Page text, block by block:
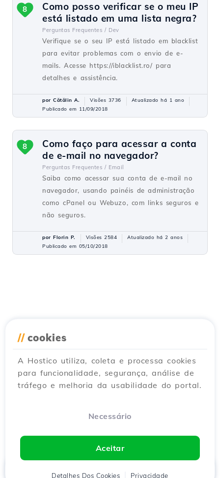
Como posso verificar se o meu IP
está listado em uma lista negra?
Perguntas Frequentes / Dev
Verifique se o seu IP está listado em blacklist
para evitar problemas com o envio de e-
mails. Acesse https://iblacklist.ro/ para
detalhes e assistência.
8
por Cătălin A. Visões 3736
Atualizado há 1 ano
Publicado em 11/09/2018
Como faço para acessar a conta
de e-mail no navegador?
Perguntas Frequentes / Email
Saiba como acessar sua conta de e-mail no
navegador, usando painéis de administração
como cPanel ou Webuzo, com links seguros e
não seguros.
8
por Florin P. Visões 2584
Atualizado há 2 anos
Publicado em 05/10/2018
// cookies
A Hostico utiliza, coleta e processa cookies
para funcionalidade, segurança, análise de
tráfego e melhoria da usabilidade do portal.
Necessário
Aceitar
Detalhes Dos Cookies Privacidade
Cliente Carrinho Chat